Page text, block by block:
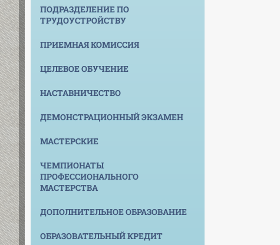
ПОДРАЗДЕЛЕНИЕ ПО
ТРУДОУСТРОЙСТВУ
ПРИЕМНАЯ КОМИССИЯ
ЦЕЛЕВОЕ ОБУЧЕНИЕ
НАСТАВНИЧЕСТВО
ДЕМОНСТРАЦИОННЫЙ ЭКЗАМЕН
МАСТЕРСКИЕ
ЧЕМПИОНАТЫ
ПРОФЕССИОНАЛЬНОГО
МАСТЕРСТВА
ДОПОЛНИТЕЛЬНОЕ ОБРАЗОВАНИЕ
ОБРАЗОВАТЕЛЬНЫЙ КРЕДИТ